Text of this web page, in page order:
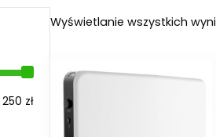
Wyświetlanie wszystkich
Cena
Cena
250 zł